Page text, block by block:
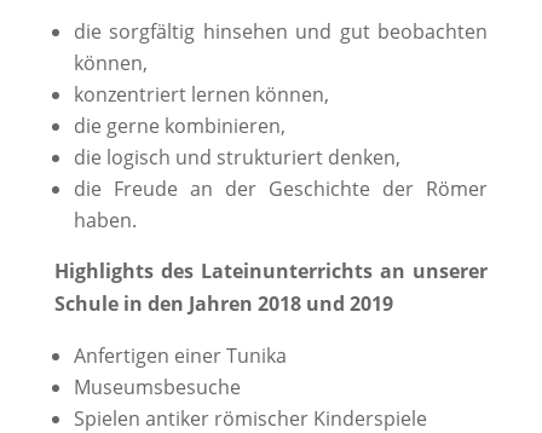
die sorgfältig hinsehen und gut beobachten
können,
konzentriert lernen können,
die gerne kombinieren,
die logisch und strukturiert denken,
die Freude an der Geschichte der Römer
haben.
Highlights des Lateinunterrichts an unserer
Schule in den Jahren 2018 und 2019
Anfertigen einer Tunika
Museumsbesuche
Spielen antiker römischer Kinderspiele